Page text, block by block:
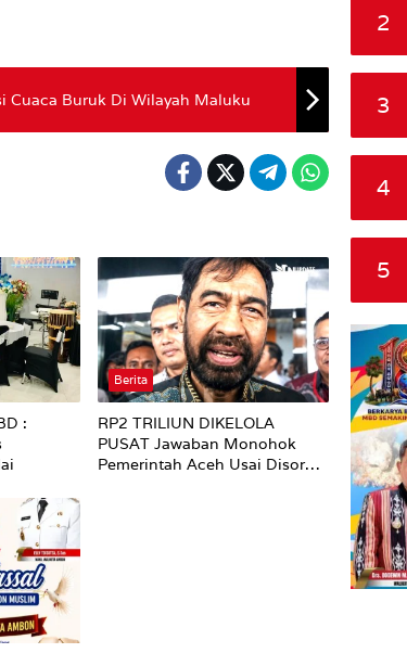
Cuaca Buruk Di Wilayah Maluku
:
Berita
RP2 TRILIUN DIKELOLA
PUSAT Jawaban Monohok
Pemerintah Aceh Usai Disorot
2
3
4
5